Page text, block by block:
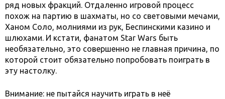
ряд новых фракций. Отдаленно игровой процесс
похож на партию в шахматы, но со световыми мечами,
Ханом Соло, молниями из рук, Беспинскими казино и
шлюхами. И кстати, фанатом Star Wars быть
необязательно, это совершенно не главная причина, по
которой стоит обязательно попробовать поиграть в
эту настолку.
Внимание: не пытайся научить играть в неё